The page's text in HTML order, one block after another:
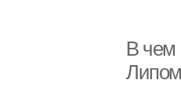
В чем